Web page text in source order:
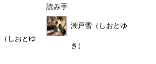
しおとゆ
読み手
潮戸雪（しおとゆ
き）